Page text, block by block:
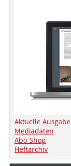
Aktuelle Ausgabe
Mediadaten
Abo-Shop
Heftarchiv